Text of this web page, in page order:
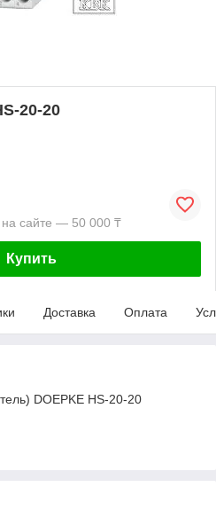
20-20
сайте — 50 000 ₸
Купить
Доставка Оплата
DOEPKE HS-20-20